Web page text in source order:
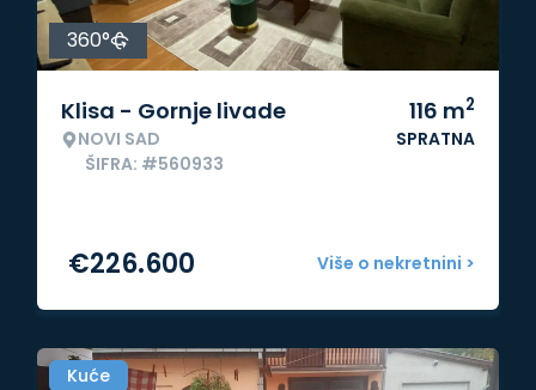
360°
Klisa - Gornje livade
NOVI SAD
ŠIFRA: #560933
116 m2
SPRATNA
Više o nekretnini >
€226.600
Kuće